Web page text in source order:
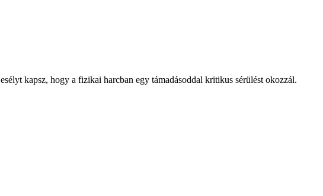
esélyt kapsz, hogy a fizikai harcban egy támadásoddal kritikus sérülést okozzál.